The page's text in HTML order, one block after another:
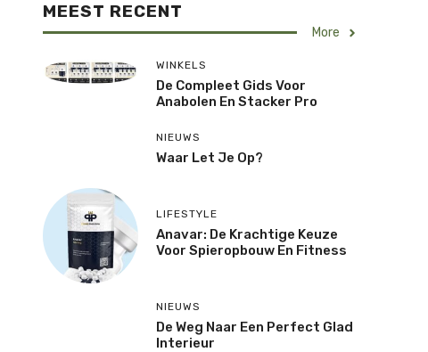
MEEST RECENT
More
WINKELS
De Compleet Gids Voor
Anabolen En Stacker Pro
NIEUWS
Waar Let Je Op?
LIFESTYLE
Anavar: De Krachtige Keuze
Voor Spieropbouw En Fitness
NIEUWS
De Weg Naar Een Perfect Glad
Interieur